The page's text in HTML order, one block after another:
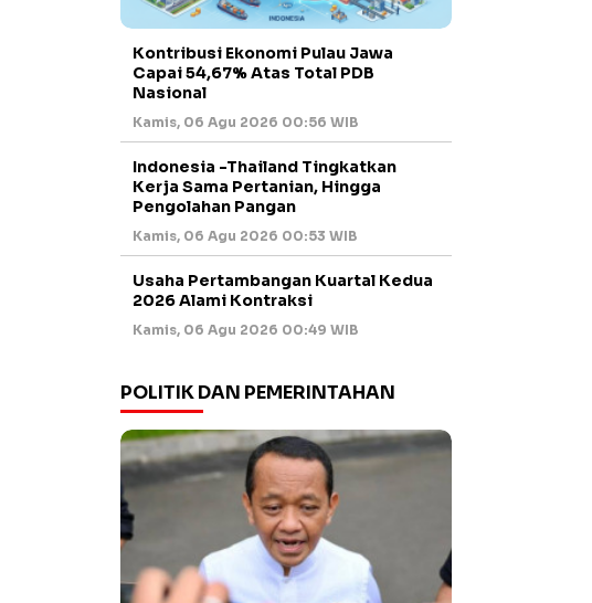
Kontribusi Ekonomi Pulau Jawa
Capai 54,67% Atas Total PDB
Nasional
Kamis, 06 Agu 2026 00:56 WIB
Indonesia -Thailand Tingkatkan
Kerja Sama Pertanian, Hingga
Pengolahan Pangan
Kamis, 06 Agu 2026 00:53 WIB
Usaha Pertambangan Kuartal Kedua
2026 Alami Kontraksi
Kamis, 06 Agu 2026 00:49 WIB
POLITIK DAN PEMERINTAHAN